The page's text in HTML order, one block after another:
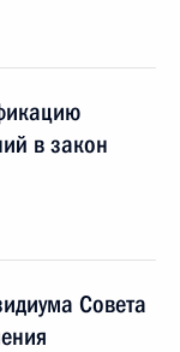
в закон
Совета